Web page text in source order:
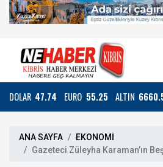
DOLAR 47.74 EURO 55.25 ALTIN
ANA SAYFA
EKONOMİ
Gazeteci Züleyha Karaman’ın